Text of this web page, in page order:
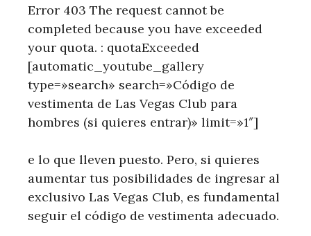
Error 403 The request cannot be
completed because you have exceeded
your quota. : quotaExceeded
[automatic_youtube_gallery
type=»search» search=»Código de
vestimenta de Las Vegas Club para
hombres (si quieres entrar)» limit=»1″]
e lo que lleven⁤ puesto. Pero, si quieres
aumentar tus posibilidades de ingresar al
exclusivo Las Vegas Club, es fundamental
seguir el código de vestimenta adecuado.